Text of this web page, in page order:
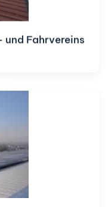
und Fahrvereins